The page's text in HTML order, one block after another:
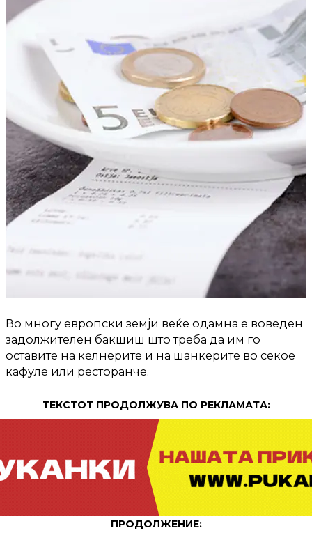
Во многу европски земји веќе одамна е воведен
задолжителен бакшиш што треба да им го
оставите на келнерите и на шанкерите во секое
кафуле или ресторанче.
ТЕКСТОТ ПРОДОЛЖУВА ПО РЕКЛАМАТА:
ПРОДОЛЖЕНИЕ: